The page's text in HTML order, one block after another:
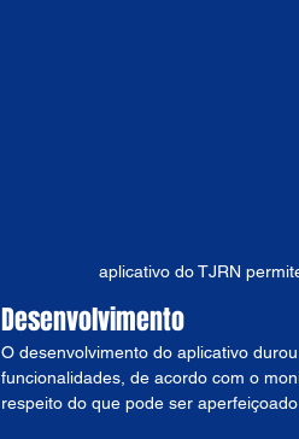
aplicativo do TJRN
Desenvolvimento
O desenvolvimento do aplicativo
funcionalidades, de acordo com o
respeito do que pode ser